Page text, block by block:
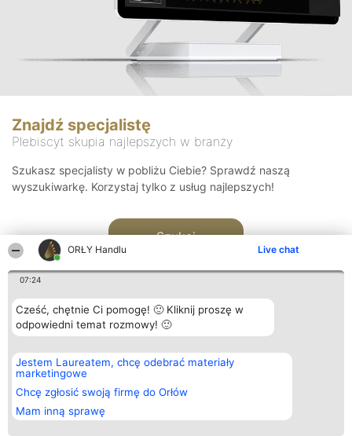
ORŁY Handlu Live chat
07:24
Cześć, chętnie Ci pomogę! 🙂 Kliknij proszę w
odpowiedni temat rozmowy! 🙂
Jestem Laureatem, chcę odebrać materiały
marketingowe
Chcę zgłosić swoją firmę do Orłów
Mam inną sprawę
Znajdź specjalistę
Plebiscyt skupia najlepszych w branży
Szukasz specjalisty w pobliżu Ciebie? Sprawdź naszą
wyszukiwarkę. Korzystaj tylko z usług najlepszych!
Szukaj
Organizator plebiscytu
Bright Side Solutions sp. z o.
o. sp. k.
ul. Ruska 22
Wrocław 50-079
KRS 0000749100 | Regon
381313360 | NIP 8943132676
Plebiscyt
Laureaci
wszystkich
Laureatów
Regulamin
Kontakt
Kontakt